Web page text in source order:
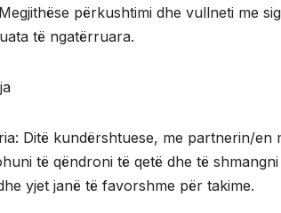
përkushtimi dhe vullneti me
të ngatërruara.
Ditë kundërshtuese, me partnerin/
të qëndroni të qetë dhe të
yjet janë të favorshme për takime.